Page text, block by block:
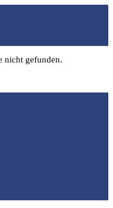
nicht gefunden.